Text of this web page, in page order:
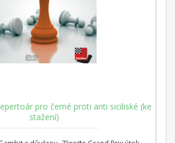
pro černé proti anti siciliské (ke
stažení)